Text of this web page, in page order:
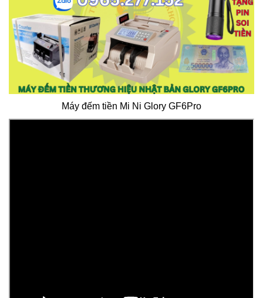
Máy đếm tiền Mi Ni Glory GF6Pro